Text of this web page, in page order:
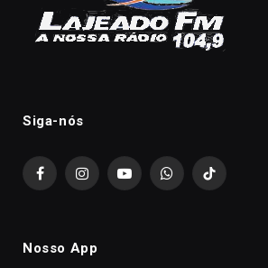
Siga-nós
FacebookInstagramYouTubeWhatsAppTikTok
Nosso App